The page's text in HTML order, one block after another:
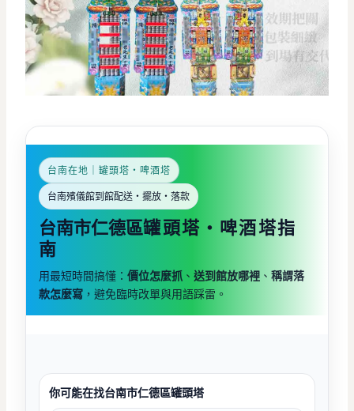
台南在地｜罐頭塔・啤酒塔
台南殯儀館到館配送・擺放・落款
台南市仁德區罐頭塔・啤酒塔指
南
用最短時間搞懂：價位怎麼抓 、送到館放哪裡 、稱謂落
款怎麼寫 ，避免臨時改單與用語踩雷。
你可能在找台南市仁德區罐頭塔